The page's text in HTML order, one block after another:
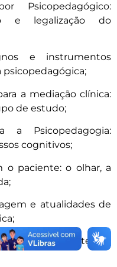
Psicopedagógico:
e legalização do
e instrumentos
psicopedagógica;
a mediação clínica:
de estudo;
a Psicopedagogia:
cognitivos;
o paciente: o olhar, a
e atualidades de
em contextos